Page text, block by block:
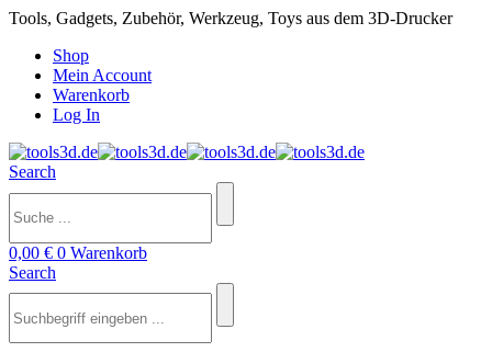
Tools, Gadgets, Zubehör, Werkzeug, Toys aus dem 3D-Drucker
Shop
Mein Account
Warenkorb
Log In
Search
0,00 € 0 Warenkorb
Search